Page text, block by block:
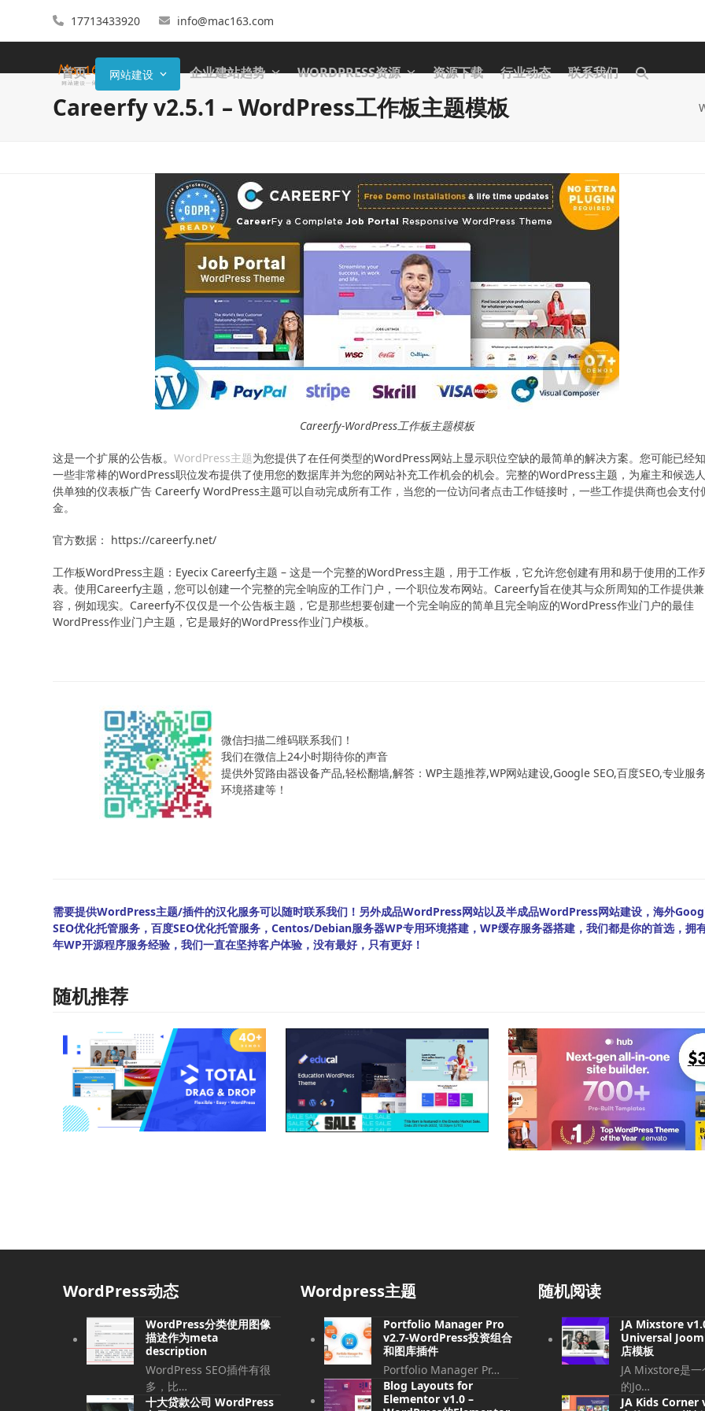
17713433920 info@mac163.com
首页 网站建设 企业建站趋势 WORDPRESS资源 资源下载 行业动态 联系我们
Careerfy v2.5.1 – WordPress工作板主题模板
Careerfy-WordPress工作板主题模板
这是一个扩展的公告板。WordPress主题为您提供了在任何类型的WordPress网站上显示职位空缺的最简单的解决方案。您可能已经
一些非常棒的WordPress职位发布提供了使用您的数据库并为您的网站补充工作机会的机会。完整的WordPress主题，为雇主和候选
供单独的仪表板广告 Careerfy WordPress主题可以自动完成所有工作，当您的一位访问者点击工作链接时，一些工作提供商也会支付
金。
官方数据： https://careerfy.net/
工作板WordPress主题：Eyecix Careerfy主题 – 这是一个完整的WordPress主题，用于工作板，它允许您创建有用和易于使用的工作
表。使用Careerfy主题，您可以创建一个完整的完全响应的工作门户，一个职位发布网站。Careerfy旨在使其与众所周知的工作提供兼
容，例如现实。Careerfy不仅仅是一个公告板主题，它是那些想要创建一个完全响应的简单且完全响应的WordPress作业门户的最佳
WordPress作业门户主题，它是最好的WordPress作业门户模板。
微信扫描二维码联系我们！
我们在微信上24小时期待你的声音
提供外贸路由器设备产品,轻松翻墙,解答：WP主题推荐,WP网站建设,Google SEO,百度SEO,专业服
环境搭建等！
需要提供WordPress主题/插件的汉化服务可以随时联系我们！另外成品WordPress网站以及半成品WordPress网站建设，海外
SEO优化托管服务，百度SEO优化托管服务，Centos/Debian服务器WP专用环境搭建，WP缓存服务器搭建，我们都是你的首选，拥
年WP开源程序服务经验，我们一直在坚持客户体验，没有最好，只有更好！
随机推荐
WordPress动态
WordPress分类使用图像
描述作为meta
description
WordPress SEO插件有很
多，比…
十大贷款公司 WordPress
Wordpress主题
Portfolio Manager Pro
v2.7-WordPress投资组合
和图库插件
Portfolio Manager Pr…
Blog Layouts for
Elementor v1.0 –
随机阅读
JA Mixstore
Universal
店模板
JA Mixstore是一
的Jo…
JA Kids Corner